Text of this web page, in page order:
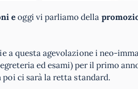
eoggi vi parliamo della
a questa agevolazione i neo-
ed esami) per il primo
poi ci sarà la retta standard.